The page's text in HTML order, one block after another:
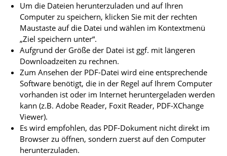
Um die Dateien herunterzuladen und auf Ihren
Computer zu speichern, klicken Sie mit der rechten
Maustaste auf die Datei und wählen im Kontextmenü
„Ziel speichern unter“.
Aufgrund der Größe der Datei ist ggf. mit längeren
Downloadzeiten zu rechnen.
Zum Ansehen der PDF-Datei wird eine entsprechende
Software benötigt, die in der Regel auf Ihrem Computer
vorhanden ist oder im Internet heruntergeladen werden
kann (z.B. Adobe Reader, Foxit Reader, PDF-XChange
Viewer).
Es wird empfohlen, das PDF-Dokument nicht direkt im
Browser zu öffnen, sondern zuerst auf den Computer
herunterzuladen.